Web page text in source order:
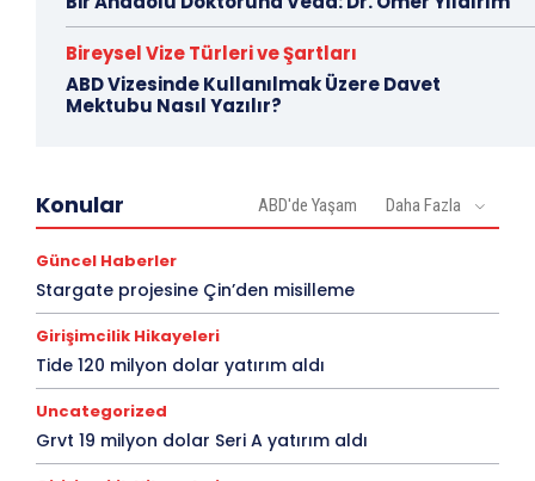
Bireysel Vize Türleri ve Şartları
ABD Vizesinde Kullanılmak Üzere Davet
Mektubu Nasıl Yazılır?
Konular ABD'de Yaşam Daha Fazla
Güncel Haberler
Stargate projesine Çin’den misilleme
Girişimcilik Hikayeleri
Tide 120 milyon dolar yatırım aldı
Uncategorized
Grvt 19 milyon dolar Seri A yatırım aldı